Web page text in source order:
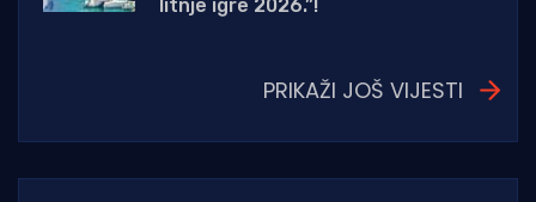
litnje igre 2026.”!
PRIKAŽI JOŠ VIJESTI